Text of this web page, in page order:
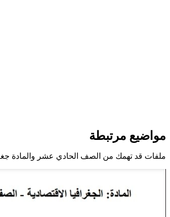
مواضيع مرتبطة
ملفات قد تهمك من الصف الحادي عشر والمادة